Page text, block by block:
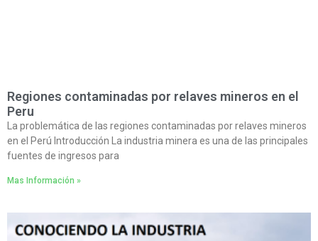
Regiones contaminadas por relaves mineros en el
Peru
La problemática de las regiones contaminadas por relaves mineros
en el Perú Introducción La industria minera es una de las principales
fuentes de ingresos para
Mas Información »